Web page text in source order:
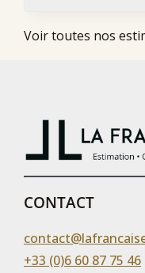
Voir toutes nos
CONTACT
+33 (0)6 60 87 75 46